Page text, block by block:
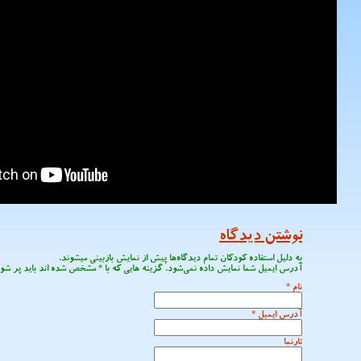
نوشتن دیدگاه
به دلیل استفاده کودکان تمام دیدگاه‌ها پیش از نمایش بازبینی میشوند.
آدرس ایمیل شما نمایش داده نمی‌شود. گزینه هایی که با*مشخص شده اند باید پر
نام*
آدرس ایمیل*
تارنما